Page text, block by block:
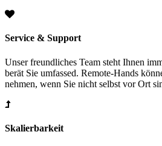
Service & Support
Unser freundliches Team steht Ihnen
berät Sie umfassed. Remote-Hands
nehmen, wenn Sie nicht selbst vor Ort
Skalierbarkeit